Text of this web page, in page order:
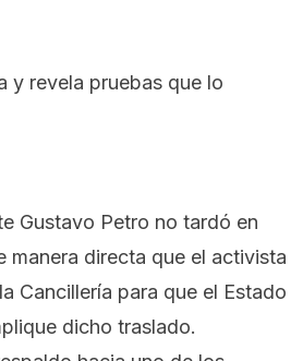
y revela pruebas que lo
Gustavo Petro no tardó en
manera directa que el activista
Cancillería para que el Estado
dicho traslado.